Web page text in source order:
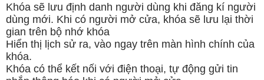
Khóa sẽ lưu định danh người dùng khi đăng kí người
dùng mới. Khi có người mở cửa, khóa sẽ lưu lại thời
gian trên bộ nhớ khóa
Hiển thị lịch sử ra, vào ngay trên màn hình chính của
khóa.
Khóa có thể kết nối với điện thoại, tự động gửi tin